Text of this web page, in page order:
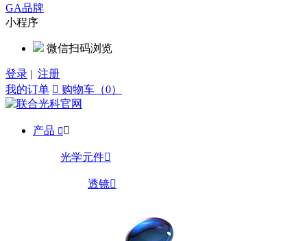
GA品牌
小程序
微信扫码浏览
登录 | 注册
我的订单  购物车（0）
产品  
光学元件
透镜